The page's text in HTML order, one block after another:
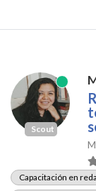
Scout
Capacitación en